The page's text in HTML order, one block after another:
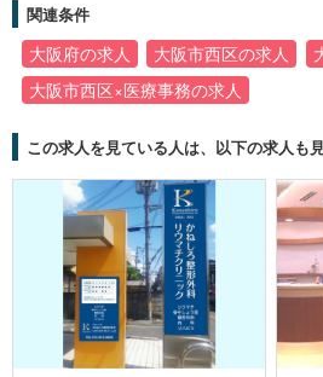
関連条件
大阪府の求人
大阪市西区の求人
大阪市西区×医療事務の求人
この求人を見ている人は、以下の求人も